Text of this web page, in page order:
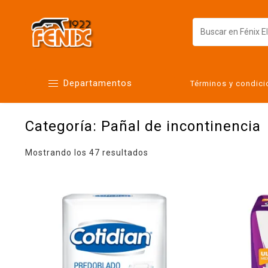
Departamentos
Alimentos
Artículos para el hogar
Botanas y bebidas
Cuidado de la ropa
Cuidado personal
Términos y
Categoría: Pañal de incontinencia
Mostrando los 47 resultados